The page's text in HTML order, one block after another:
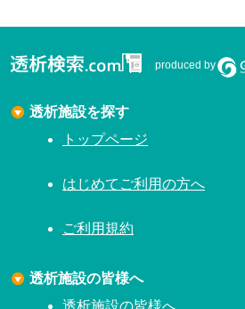
produced by
透析施設を探す
トップページ
はじめてご利用の方へ
ご利用規約
透析施設の皆様へ